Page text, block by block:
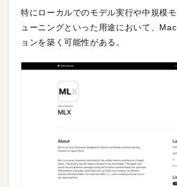
特にローカルでのモデル実行や中規模
ューニングといった用途において、
ョンを築く可能性がある。